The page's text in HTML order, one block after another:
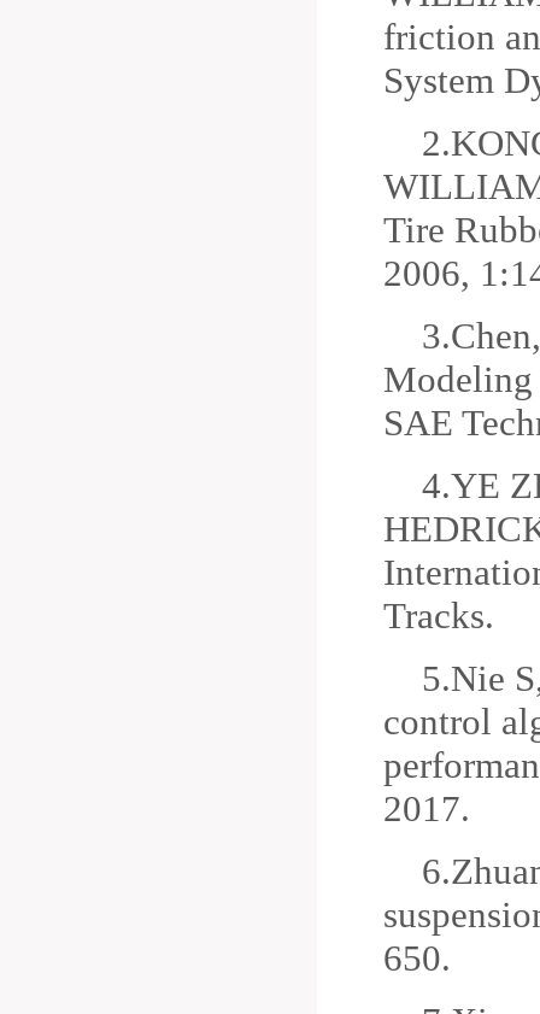
friction
System
2.
Tire
2006,
3.
Modeling
SAE
4.YE
Tracks.
5.Nie
control
2017.
6.
650.